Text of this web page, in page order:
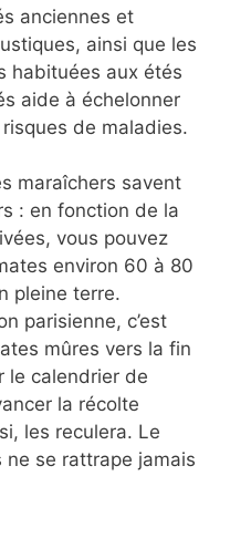
anciennes et
ainsi que les
habituées aux étés
aide à échelonner
de maladies.
maraîchers savent
: en fonction de la
vous pouvez
environ 60 à 80
pleine terre.
parisienne, c’est
mûres vers la fin
le calendrier de
la récolte
les reculera. Le
se rattrape jamais